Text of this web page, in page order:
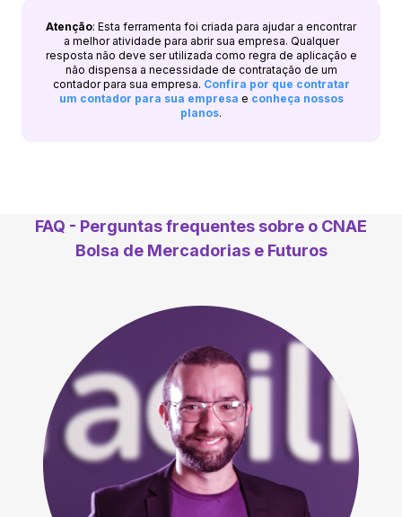
Atenção: Esta ferramenta foi criada para ajudar a encontrar
a melhor atividade para abrir sua empresa. Qualquer
resposta não deve ser utilizada como regra de aplicação e
não dispensa a necessidade de contratação de um
contador para sua empresa. Confira por que contratar
um contador para sua empresa e conheça nossos
planos.
FAQ - Perguntas frequentes sobre o CNAE
Bolsa de Mercadorias e Futuros